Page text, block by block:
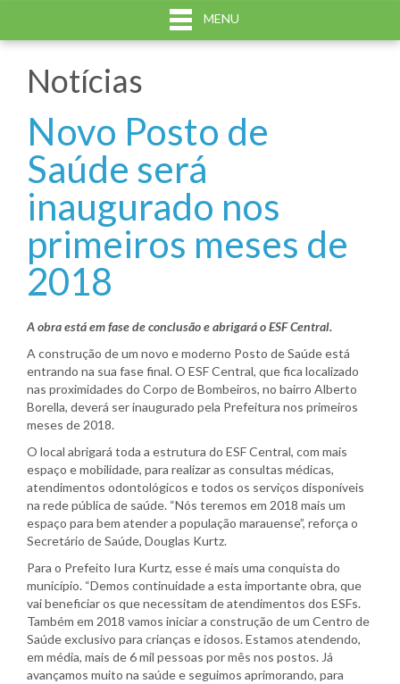
MENU
Notícias
Novo Posto de
Saúde será
inaugurado nos
primeiros meses de
2018
A obra está em fase de conclusão e abrigará o ESF Central.
A construção de um novo e moderno Posto de Saúde está
entrando na sua fase final. O ESF Central, que fica localizado
nas proximidades do Corpo de Bombeiros, no bairro Alberto
Borella, deverá ser inaugurado pela Prefeitura nos primeiros
meses de 2018.
O local abrigará toda a estrutura do ESF Central, com mais
espaço e mobilidade, para realizar as consultas médicas,
atendimentos odontológicos e todos os serviços disponíveis
na rede pública de saúde. “Nós teremos em 2018 mais um
espaço para bem atender a população marauense”, reforça o
Secretário de Saúde, Douglas Kurtz.
Para o Prefeito Iura Kurtz, esse é mais uma conquista do
município. “Demos continuidade a esta importante obra, que
vai beneficiar os que necessitam de atendimentos dos ESFs.
Também em 2018 vamos iniciar a construção de um Centro de
Saúde exclusivo para crianças e idosos. Estamos atendendo,
em média, mais de 6 mil pessoas por mês nos postos. Já
avançamos muito na saúde e seguimos aprimorando, para